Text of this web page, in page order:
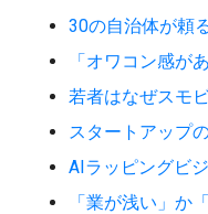
30の自治体が頼
「オワコン感が
若者はなぜスモ
スタートアップ
AIラッピングビ
「業が浅い」か